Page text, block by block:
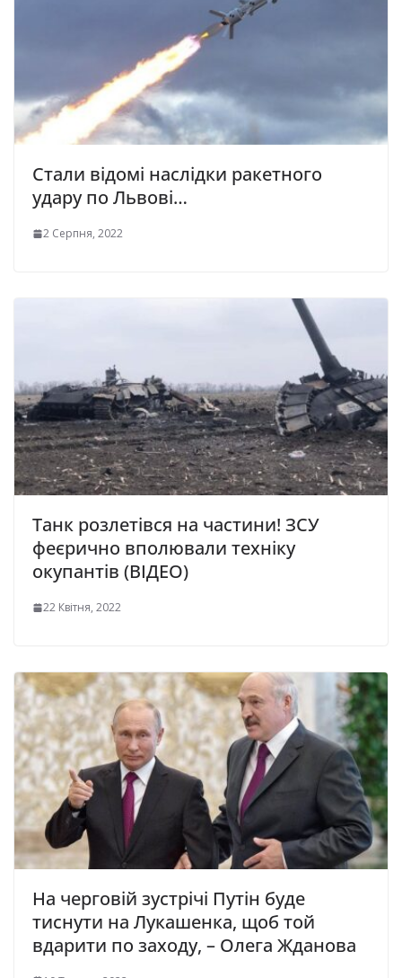
Стали відомі наслідки ракетного
удару по Львові…
2 Серпня, 2022
Танк розлетівся на частини! ЗСУ
феєрично вполювали техніку
окупантів (ВІДЕО)
22 Квітня, 2022
На черговій зустрічі Путін буде
тиснути на Лукашенка, щоб той
вдарити по заходу, – Олега Жданова